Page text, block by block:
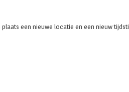
een nieuwe locatie en een nieuw